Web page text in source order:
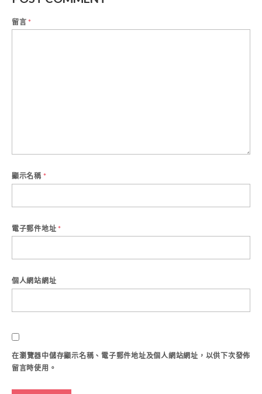
留言*
顯示名稱 *
電子郵件地址 *
個人網站網址
在瀏覽器中儲存顯示名稱、電子郵件地址及個人網站網址，以供下次發佈
留言時使用。